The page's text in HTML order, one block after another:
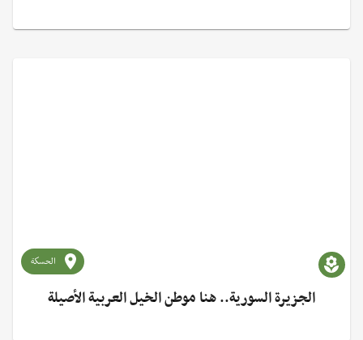
الحسكة
الجزيرة السورية.. هنا موطن الخيل العربية الأصيلة